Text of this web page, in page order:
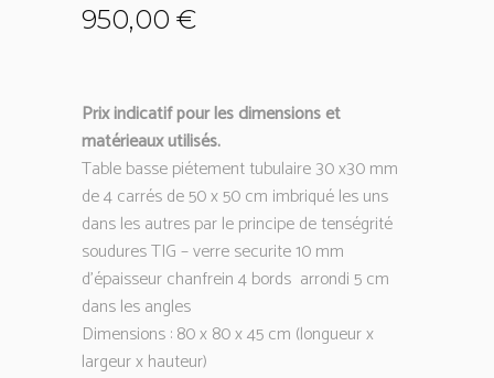
950,00 €
Prix indicatif pour les dimensions et
matérieaux utilisés.
Table basse piétement tubulaire 30 x30 mm
de 4 carrés de 50 x 50 cm imbriqué les uns
dans les autres par le principe de tenségrité
soudures TIG – verre securite 10 mm
d’épaisseur chanfrein 4 bords arrondi 5 cm
dans les angles
Dimensions : 80 x 80 x 45 cm (longueur x
largeur x hauteur)